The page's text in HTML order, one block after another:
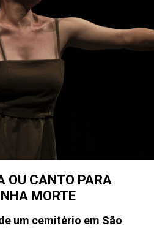
OU CANTO PARA
MORTE
um cemitério em São